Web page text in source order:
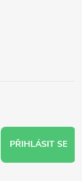
PŘIHLÁSIT SE